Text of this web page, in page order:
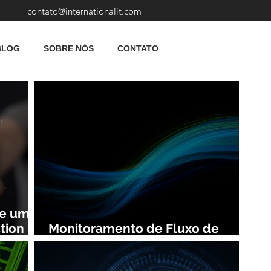
contato@internationalit.com
SOBRE NÓS CONTATO
uma
Monitoramento de Fluxo de
Rede: Vantagens e Benefícios